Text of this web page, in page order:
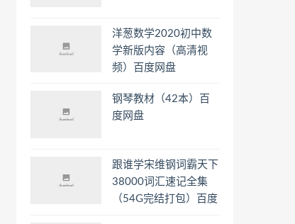
洋葱数学2020初中数
学新版内容（高清视
频）百度网盘
钢琴教材（42本）百
度网盘
跟谁学宋维钢词霸天下
38000词汇速记全集
（54G完结打包）百度